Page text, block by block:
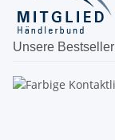
Unsere Bestseller